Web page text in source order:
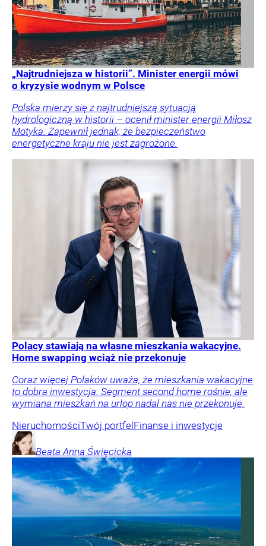
„Najtrudniejsza w historii”. Minister energii mówi
o kryzysie wodnym w Polsce
Polska mierzy się z najtrudniejszą sytuacją
hydrologiczną w historii – ocenił minister energii Miłosz
Motyka. Zapewnił jednak, że bezpieczeństwo
energetyczne kraju nie jest zagrożone.
Polacy stawiają na własne mieszkania wakacyjne.
Home swapping wciąż nie przekonuje
Coraz więcej Polaków uważa, że mieszkania wakacyjne
to dobra inwestycja. Segment second home rośnie, ale
wymiana mieszkań na urlop nadal nas nie przekonuje.
NieruchomościTwój portfelFinanse i inwestycje
Beata Anna Święcicka